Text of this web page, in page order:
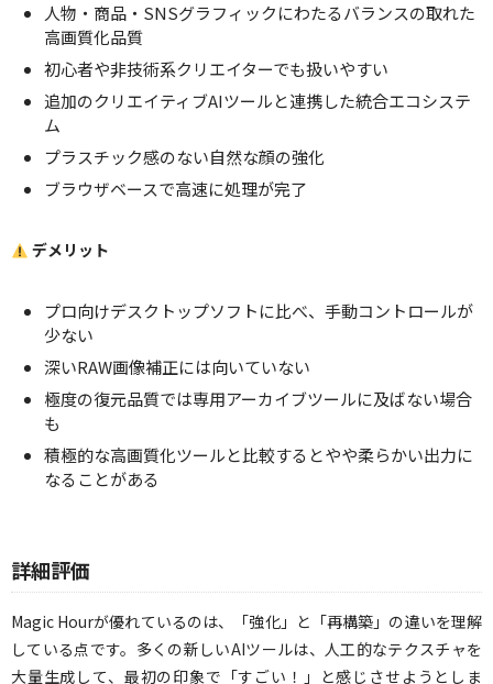
人物・商品・SNSグラフィックにわたるバランスの取れた
高画質化品質
初心者や非技術系クリエイターでも扱いやすい
追加のクリエイティブAIツールと連携した統合エコシステ
ム
プラスチック感のない自然な顔の強化
ブラウザベースで高速に処理が完了
デメリット
プロ向けデスクトップソフトに比べ、手動コントロールが
少ない
深いRAW画像補正には向いていない
極度の復元品質では専用アーカイブツールに及ばない場合
も
積極的な高画質化ツールと比較するとやや柔らかい出力に
なることがある
詳細評価
Magic Hourが優れているのは、「強化」と「再構築」の違いを理解
している点です。多くの新しいAIツールは、人工的なテクスチャを
大量生成して、最初の印象で「すごい！」と感じさせようとしま